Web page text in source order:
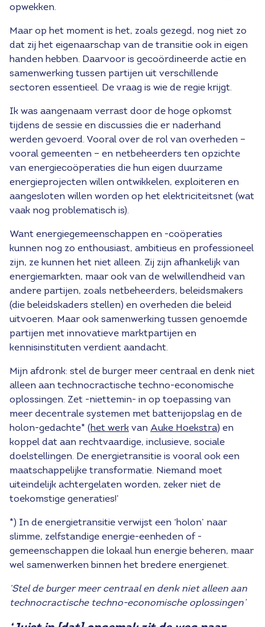
opwekken.
Maar op het moment is het, zoals gezegd, nog niet zo
dat zij het eigenaarschap van de transitie ook in eigen
handen hebben. Daarvoor is gecoördineerde actie en
samenwerking tussen partijen uit verschillende
sectoren essentieel. De vraag is wie de regie krijgt.
Ik was aangenaam verrast door de hoge opkomst
tijdens de sessie en discussies die er naderhand
werden gevoerd. Vooral over de rol van overheden –
vooral gemeenten – en netbeheerders ten opzichte
van energiecoöperaties die hun eigen duurzame
energieprojecten willen ontwikkelen, exploiteren en
aangesloten willen worden op het elektriciteitsnet (wat
vaak nog problematisch is).
Want energiegemeenschappen en -coöperaties
kunnen nog zo enthousiast, ambitieus en professioneel
zijn, ze kunnen het niet alleen. Zij zijn afhankelijk van
energiemarkten, maar ook van de welwillendheid van
andere partijen, zoals netbeheerders, beleidsmakers
(die beleidskaders stellen) en overheden die beleid
uitvoeren. Maar ook samenwerking tussen genoemde
partijen met innovatieve marktpartijen en
kennisinstituten verdient aandacht.
Mijn afdronk: stel de burger meer centraal en denk niet
alleen aan technocractische techno-economische
oplossingen. Zet -niettemin- in op toepassing van
meer decentrale systemen met batterijopslag en de
holon-gedachte* (het werk van Auke Hoekstra) en
koppel dat aan rechtvaardige, inclusieve, sociale
doelstellingen. De energietransitie is vooral ook een
maatschappelijke transformatie. Niemand moet
uiteindelijk achtergelaten worden, zeker niet de
toekomstige generaties!’
*) In de energietransitie verwijst een ‘holon’ naar
slimme, zelfstandige energie-eenheden of -
gemeenschappen die lokaal hun energie beheren, maar
wel samenwerken binnen het bredere energienet.
‘Stel de burger meer centraal en denk niet alleen aan
technocractische techno-economische oplossingen’